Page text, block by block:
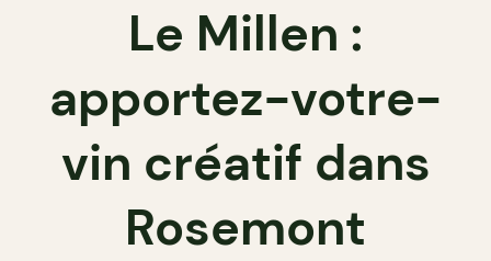
Le Millen :
apportez-votre-
vin créatif dans
Rosemont